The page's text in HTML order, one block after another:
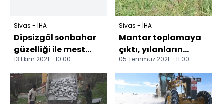
Sivas - İHA
Dipsizgöl sonbahar
güzelliği ile mest
ediyor Anadolu'nun
eşsiz güzellikleri...
13 Ekim 2021 - 10:00
Sivas - İHA
Mantar toplamaya
çıktı, yılanların
dansını görüntüledi
Sivas'tın Doğanşar
i...
05 Temmuz 2021 - 11:00